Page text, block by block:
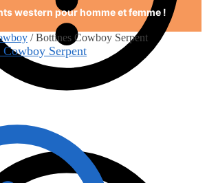
western pour homme et femme !
/Bottines Cowboy Serpent